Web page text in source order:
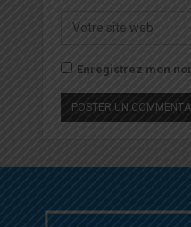
Enregistrez mon